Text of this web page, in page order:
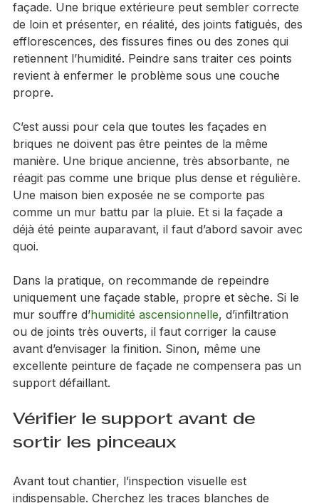
sa durabilité
La première chose à vérifier, c’est l’état réel de la
façade. Une brique extérieure peut sembler correcte
de loin et présenter, en réalité, des joints fatigués, des
efflorescences, des fissures fines ou des zones qui
revient à enfermer le problème sous une couche
propre.
C’est aussi pour cela que toutes les façades en
briques ne doivent pas être peintes de la même
manière. Une brique ancienne, très absorbante, ne
réagit pas comme une brique plus dense et régulière.
Une maison bien exposée ne se comporte pas
déjà été peinte auparavant, il faut d’abord savoir avec
quoi.
Dans la pratique, on recommande de repeindre
uniquement une façade stable, propre et sèche. Si le
mur souffre d’humidité ascensionnelle, d’infiltration
ou de joints très ouverts, il faut corriger la cause
excellente peinture de façade ne compensera pas un
support défaillant.
Vérifier le support avant de
sortir les pinceaux